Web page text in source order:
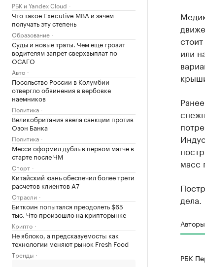
РБК и Yandex Cloud
Что такое Executive MBA и зачем
получать эту степень
Образование
Суды и новые траты. Чем еще грозит
водителям запрет сверхвыплат по
ОСАГО
Авто
Посольство России в Колумбии
отвергло обвинения в вербовке
наемников
Политика
Великобритания ввела санкции против
Озон Банка
Политика
Месси оформил дубль в первом матче в
старте после ЧМ
Спорт
Китайский юань обеспечил более трети
расчетов клиентов А7
Отрасли
Биткоин попытался преодолеть $65
тыс. Что произошло на крипторынке
Крипто
Не яблоко, а предсказуемость: как
технологии меняют рынок Fresh Food
Тренды
или
масс
дела.
Авторы
РБК